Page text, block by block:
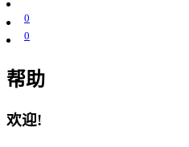
0
0
帮助
欢迎!